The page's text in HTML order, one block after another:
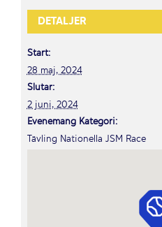
DETALJER
Start:
28 maj, 2024
Slutar:
2 juni, 2024
Evenemang Kategori:
Tävling Nationella JSM Race